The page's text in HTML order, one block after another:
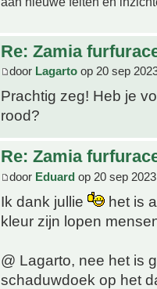
Re: Zamia
door Lagarto op 20 sep
Prachtig zeg! Heb je
rood?
Re: Zamia
door Eduard op 20 sep
Ik dank jullie
het is
kleur zijn lopen
@ Lagarto, nee het is
schaduwdoek op het